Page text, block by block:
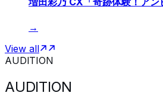
→
View all
AUDITION
AUDITION